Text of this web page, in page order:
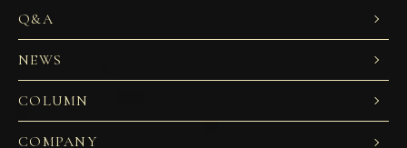
Q&A
NEWS
COLUMN
COMPANY